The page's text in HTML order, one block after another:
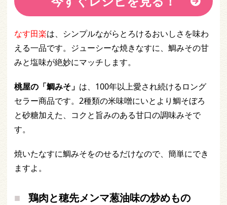
なす田楽は、シンプルながらとろけるおいしさを味わ
える一品です。ジューシーな焼きなすに、鯛みその甘
みと塩味が絶妙にマッチします。
桃屋の「鯛みそ」 は、100年以上愛され続けるロング
セラー商品です。2種類の米味噌にいとより鯛そぼろ
と砂糖加えた、コクと旨みのある甘口の調味みそで
す。
焼いたなすに鯛みそをのせるだけなので、簡単にでき
ますよ。
鶏肉と穂先メンマ葱油味の炒めもの